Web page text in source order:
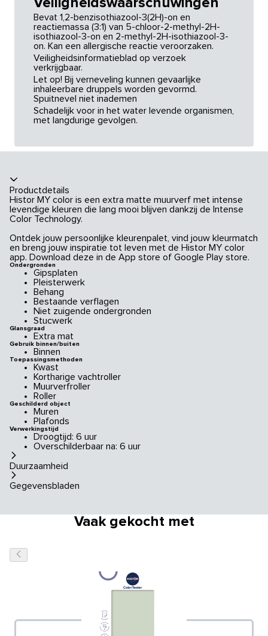
Bevat 1,2-benzisothiazool-3(2H)-on en
reactiemassa (3:1) van 5-chloor-2-methyl-2H-
isothiazool-3-on en 2-methyl-2H-isothiazool-3-
on. Kan een allergische reactie veroorzaken.
Veiligheidsinformatieblad op verzoek
verkrijgbaar.
Let op! Bij verneveling kunnen gevaarlijke
inhaleerbare druppels worden gevormd.
Spuitnevel niet inademen
Schadelijk voor in het water levende organismen,
met langdurige gevolgen.
Productdetails
Histor MY color is een extra matte muurverf met intense
levendige kleuren die lang mooi blijven dankzij de Intense
Color Technology.
Ontdek jouw persoonlijke kleurenpalet, vind jouw kleurmatch
en breng jouw inspiratie tot leven met de Histor MY color
app. Download deze in de App store of Google Play store.
Ondergronden
Gipsplaten
Pleisterwerk
Behang
Bestaande verflagen
Niet zuigende ondergronden
Stucwerk
Glansgraad
Extra mat
Gebruik binnen/buiten
Binnen
Toepassingsmethoden
Kwast
Kortharige vachtroller
Muurverfroller
Roller
Geschilderd object
Muren
Plafonds
Verwerkingstijd
Droogtijd: 6 uur
Overschilderbaar na: 6 uur
Duurzaamheid
Gegevensbladen
Vaak gekocht met